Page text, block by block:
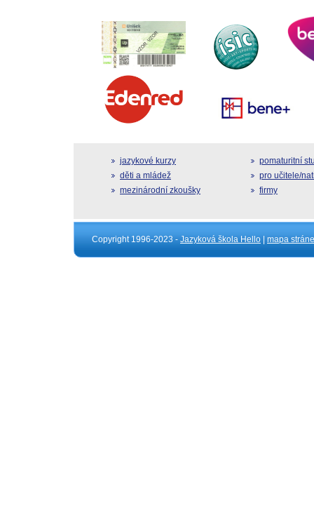
jazykové kurzy
děti a mládež
mezinárodní zkoušky
pomaturitní
pro učitele/
firmy
Copyright 1996-2023 - Jazyková škola Hello mapa